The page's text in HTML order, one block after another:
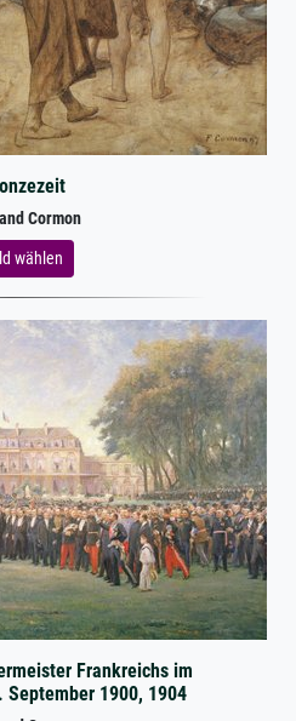
Cormon
wählen
Frankreichs im
September 1900, 1904